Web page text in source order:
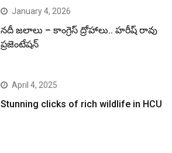
January 4, 2026
నదీ జలాలు – కాంగ్రెస్ ద్రోహాలు.. హరీష్ రావు
ప్రజెంటేషన్
April 4, 2025
Stunning clicks of rich wildlife in HCU